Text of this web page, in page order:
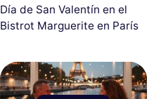
Día de San Valentín en el
Bistrot Marguerite en París